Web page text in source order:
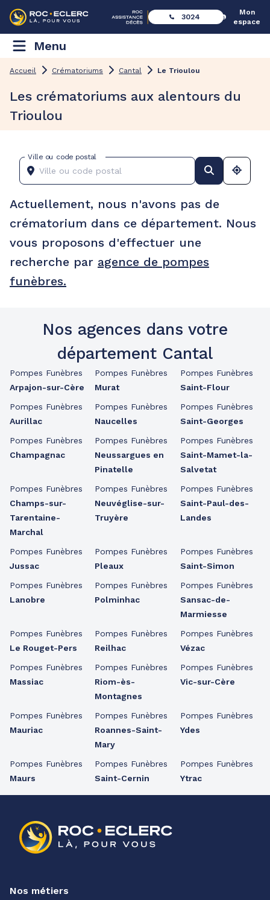
3024
Mon
espace
Menu
Accueil Crématoriums Cantal Le Trioulou
Les crématoriums aux alentours du
Trioulou
Ville ou code postal
Actuellement, nous n'avons pas de
crématorium dans ce département. Nous
vous proposons d'effectuer une
recherche par agence de pompes
funèbres.
Nos agences dans votre
département Cantal
Pompes Funèbres
Arpajon-sur-Cère
Pompes Funèbres
Aurillac
Pompes Funèbres
Champagnac
Pompes Funèbres
Champs-sur-
Tarentaine-
Marchal
Pompes Funèbres
Jussac
Pompes Funèbres
Lanobre
Pompes Funèbres
Le Rouget-Pers
Pompes Funèbres
Massiac
Pompes Funèbres
Mauriac
Pompes Funèbres
Maurs
Pompes Funèbres
Murat
Pompes Funèbres
Naucelles
Pompes Funèbres
Neussargues en
Pinatelle
Pompes Funèbres
Neuvéglise-sur-
Truyère
Pompes Funèbres
Pleaux
Pompes Funèbres
Polminhac
Pompes Funèbres
Reilhac
Pompes Funèbres
Riom-ès-
Montagnes
Pompes Funèbres
Roannes-Saint-
Mary
Pompes Funèbres
Saint-Cernin
Pompes Funèbres
Saint-Flour
Pompes Funèbres
Saint-Georges
Pompes Funèbres
Saint-Mamet-la-
Salvetat
Pompes Funèbres
Saint-Paul-des-
Landes
Pompes Funèbres
Saint-Simon
Pompes Funèbres
Sansac-de-
Marmiesse
Pompes Funèbres
Vézac
Pompes Funèbres
Vic-sur-Cère
Pompes Funèbres
Ydes
Pompes Funèbres
Ytrac
Nos métiers